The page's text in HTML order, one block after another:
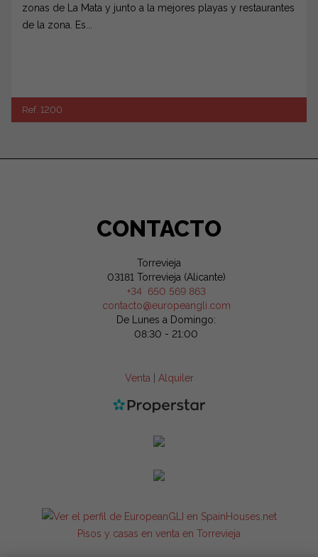
zonas de La Mata y junto a la mejores playas y restaurantes
de la zona. Es...
Ref. 1200
CONTACTO
Torrevieja
03181 Torrevieja (Alicante)
+34 650 569 863
contacto@europeangli.com
De Lunes a Domingo:
08:30 - 21:00
Venta Alquiler
Pisos y casas en venta en Torrevieja